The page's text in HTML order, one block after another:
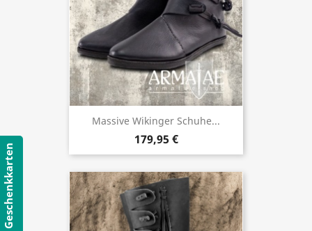
Massive Wikinger Schuhe...
179,95 €
Geschenkkarten